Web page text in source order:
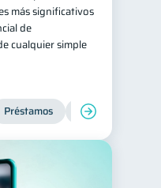
más significativos
de
cualquier simple
Préstamos Ahorro